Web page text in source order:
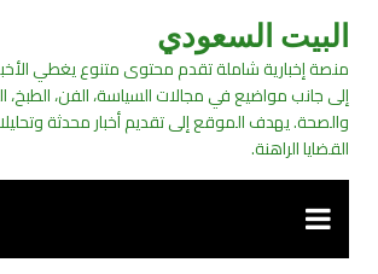
التجاوز
المحتوى
البيت السعودي
منصة إخبارية شاملة تقدم محتوى متنوع يغطي
إلى جانب مواضيع في مجالات السياسة، الفن، الطبخ،
والصحة. يهدف الموقع إلى تقديم أخبار محدثة
القضايا الراهنة.